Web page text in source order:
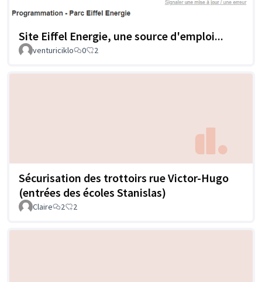
Site Eiffel Energie, une source d'emploi...
venturiciklo 0 2
Sécurisation des trottoirs rue Victor-Hugo
(entrées des écoles Stanislas)
Claire 2 2